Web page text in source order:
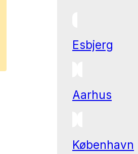
Esbjerg
Aarhus
København